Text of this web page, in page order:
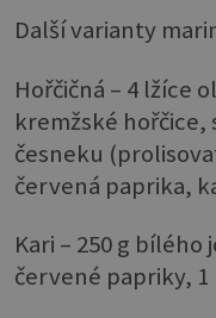
Další varianty
Hořčičná – 4 lžíce
kremžské hořčice,
česneku
červená paprika,
Kari – 250 g
červené papriky,